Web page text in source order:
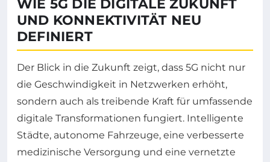
WIE 5G DIE DIGITALE ZUKUNFT
UND KONNEKTIVITÄT NEU
DEFINIERT
Der Blick in die Zukunft zeigt, dass 5G nicht nur
die Geschwindigkeit in Netzwerken erhöht,
sondern auch als treibende Kraft für umfassende
digitale Transformationen fungiert. Intelligente
Städte, autonome Fahrzeuge, eine verbesserte
medizinische Versorgung und eine vernetzte